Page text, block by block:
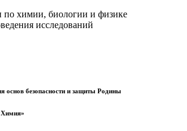
по химии, биологии и физике
исследований
основ безопасности и защиты Родины